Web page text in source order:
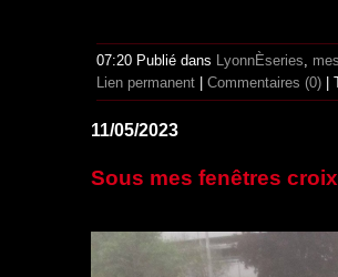
07:20 Publié dans LyonnÈseries
Lien permanent | Commentaires (0) |
11/05/2023
Sous mes fenêtres